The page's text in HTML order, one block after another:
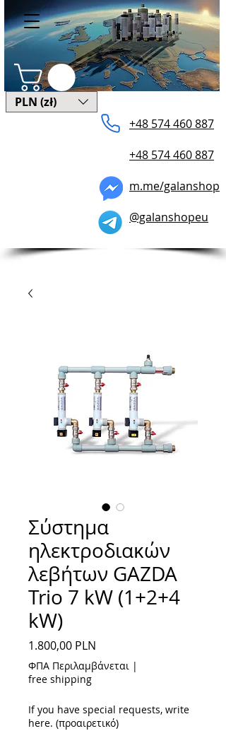
+48 574 ​460 887
+48 574 460 887
m.me/galanshop
@galanshopeu
PLN (zł)
Σύστημα
ηλεκτροδιακών
λεβήτων GAZDA
Trio 7 kW (1+2+4
kW)
1.800,00 PLN
ΦΠΑ Περιλαμβάνεται |
free shipping
If you have special requests, write
here. (προαιρετικό)